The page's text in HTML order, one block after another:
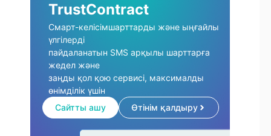
TrustContract
Смарт-келісімшарттарды және ыңғайлы
үлгілерді
пайдаланатын SMS арқылы шарттарға
жедел және
заңды қол қою сервисі, максималды
өнімділік үшін
Сайтты ашу
Өтінім қалдыру